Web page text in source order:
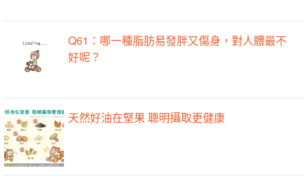
Q61：哪一種脂肪易發胖又傷身，對人體最不
好呢？
天然好油在堅果 聰明攝取更健康